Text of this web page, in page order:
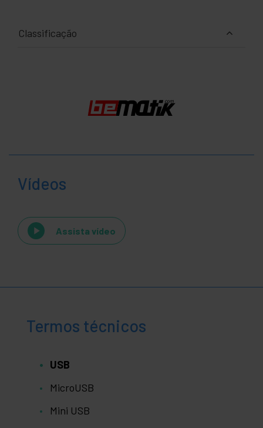
Classificação
Vídeos
Assista vídeo
Termos técnicos
USB
MicroUSB
Mini USB